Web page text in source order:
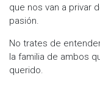
que nos van a privar
pasión.
No trates de
la familia de ambos
querido.